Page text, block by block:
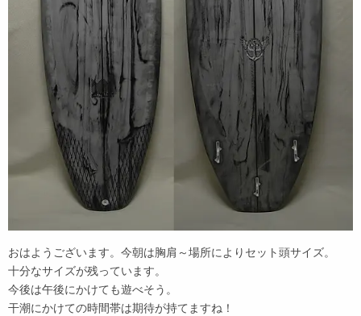
おはようございます。今朝は胸肩～場所によりセット頭サイズ。
十分なサイズが残っています。
今後は午後にかけても遊べそう。
干潮にかけての時間帯は期待が持てますね！